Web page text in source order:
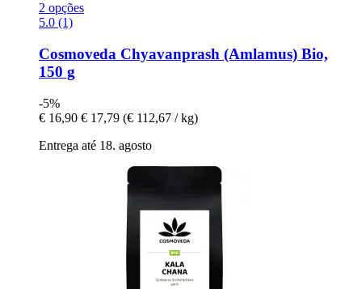
2 opções
5.0 (1)
Cosmoveda Chyavanprash (Amlamus) Bio,
150 g
-5%
€ 16,90 € 17,79 (€ 112,67 / kg)
Entrega até 18. agosto